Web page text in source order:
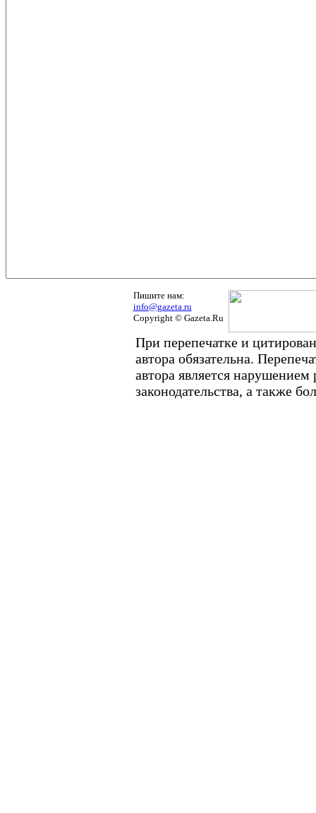
Пишите нам:
info@gazeta.ru
Copyright © Gazeta.Ru
При перепечатке и
автора обязательна.
автора является
законодательства, а также